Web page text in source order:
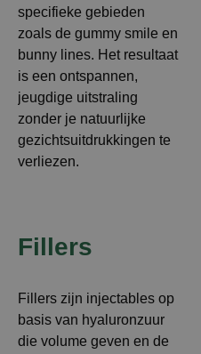
specifieke gebieden
zoals de gummy smile en
bunny lines. Het resultaat
is een ontspannen,
jeugdige uitstraling
zonder je natuurlijke
gezichtsuitdrukkingen te
verliezen.
Fillers
Fillers zijn injectables op
basis van hyaluronzuur
die volume geven en de